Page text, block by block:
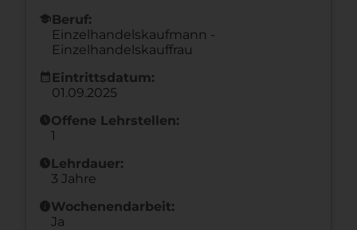
schoolBeruf:
Einzelhandelskaufmann -
Einzelhandelskauffrau
calendar_month Eintrittsdatum:
01.09.2025
scheduleOffene Lehrstellen:
1
scheduleLehrdauer:
3 Jahre
infoWochenendarbeit:
Ja